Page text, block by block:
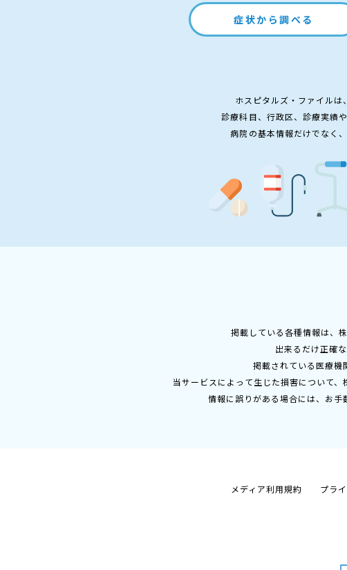
症状から調べる
ホスピタルズ・ファイルは
診療科目、行政区、診療実績
病院の基本情報だけでなく
掲載している各種情報は、
出来るだけ正確
掲載されている医療機
当サービスによって生じた損害について
情報に誤りがある場合には、お手
メディア利用規約 プラ